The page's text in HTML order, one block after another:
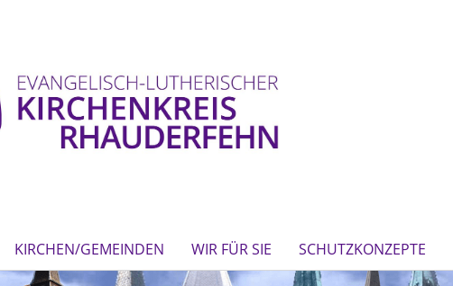
KIRCHEN/GEMEINDEN WIR FÜR SIE SCHUTZKONZEPTE